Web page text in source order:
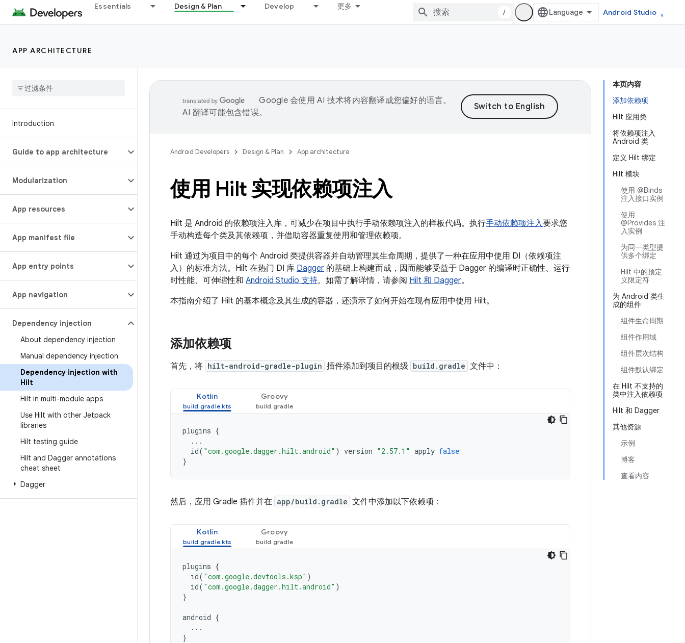
Essentials Design & Plan Develop 更多
/ Android Studio
APP ARCHITECTURE
Introduction
Guide to app architecture
Modularization
App resources
App manifest file
App entry points
App navigation
Dependency injection
About dependency injection
Manual dependency injection
Dependency injection with
Hilt
Hilt in multi-module apps
Use Hilt with other Jetpack
libraries
Hilt testing guide
Hilt and Dagger annotations
cheat sheet
Dagger
本页内容
添加依赖项
Hilt 应用类
将依赖项注入
Android 类
定义 Hilt 绑定
Hilt 模块
使用 @Binds
注入接口实例
使用
@Provides 注
入实例
为同一类型提
供多个绑定
Hilt 中的预定
义限定符
为 Android 类生
成的组件
组件生命周期
组件作用域
组件层次结构
组件默认绑定
在 Hilt 不支持的
类中注入依赖项
Hilt 和 Dagger
其他资源
示例
博客
查看内容
Google 会使用 AI 技术将内容翻译成您偏好的语言。
AI 翻译可能包含错误。
Android Developers Design & Plan App architecture
使用 Hilt 实现依赖项注入
Hilt 是 Android 的依赖项注入库，可减少在项目中执行手动依赖项注入的样板代码。执行手动依赖项注入要求您
手动构造每个类及其依赖项，并借助容器重复使用和管理依赖项。
Hilt 通过为项目中的每个 Android 类提供容器并自动管理其生命周期，提供了一种在应用中使用 DI（依赖项注
入）的标准方法。Hilt 在热门 DI 库 Dagger 的基础上构建而成，因而能够受益于 Dagger 的编译时正确性、运行
时性能、可伸缩性和 Android Studio 支持。如需了解详情，请参阅 Hilt 和 Dagger。
本指南介绍了 Hilt 的基本概念及其生成的容器，还演示了如何开始在现有应用中使用 Hilt。
添加依赖项
首先，将 hilt-android-gradle-plugin 插件添加到项目的根级 build.gradle 文件中：
Kotlin Groovy
plugins {
...
id( "com.google.dagger.hilt.android" ) version "2.57.1" apply false
}
然后，应用 Gradle 插件并在 app/build.gradle 文件中添加以下依赖项：
Kotlin Groovy
plugins {
id( "com.google.devtools.ksp" )
id( "com.google.dagger.hilt.android" )
}
android {
...
}